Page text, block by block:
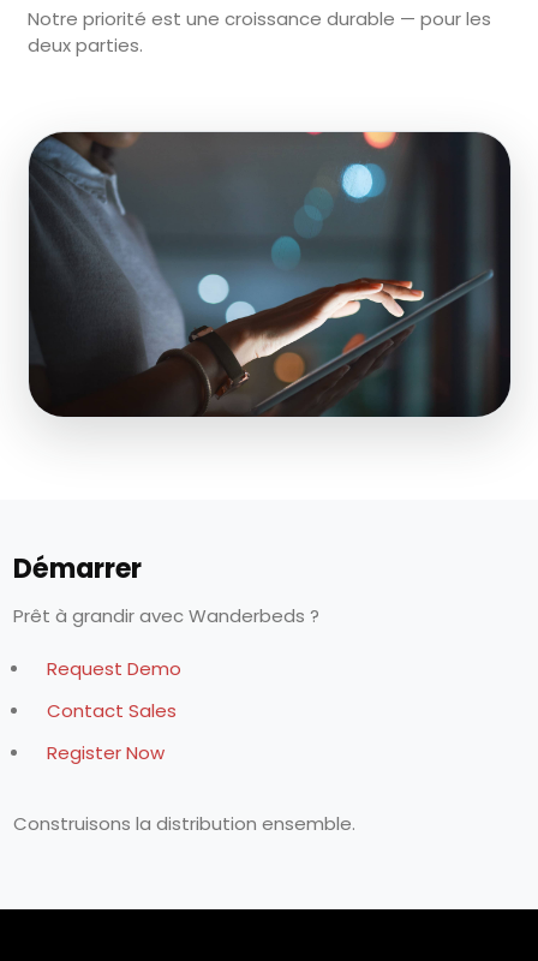
Notre priorité est une croissance durable — pour les
deux parties.
Démarrer
Prêt à grandir avec Wanderbeds ?
Request Demo
Contact Sales
Register Now
Construisons la distribution ensemble.